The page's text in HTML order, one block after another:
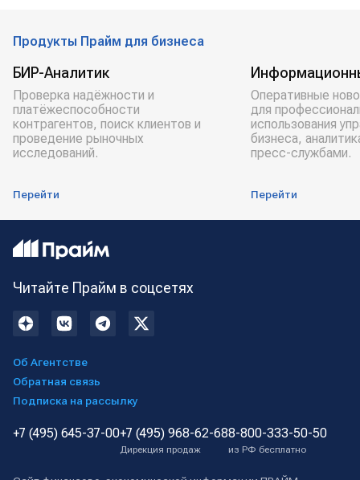
Продукты Прайм для бизнеса
БИР-Аналитик
Проверка надёжности и
платёжеспособности
контрагентов, поиск клиентов и
проведение рыночных
исследований.
Перейти
Оперативные
для
использования
бизнеса,
пресс-службами.
Перейти
Читайте Прайм в соцсетях
Об Агентстве
Обратная связь
Подписка на рассылку
+7 (495) 645-37-00+7 (495) 968-62-68
Дирекция продаж
8-800-333-50-50
из РФ бесплатно